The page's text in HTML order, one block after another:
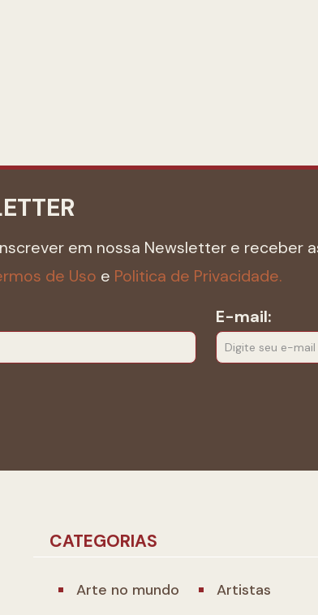
em nossa Newsletter e receber
de Uso e Politica de Privacidade.
E-mail:
CATEGORIAS
Arte no mundo
Artistas